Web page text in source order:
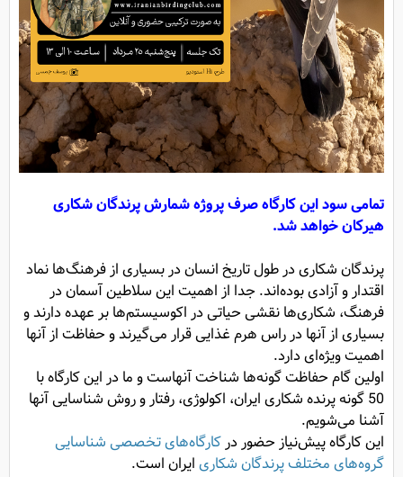
تمامی سود این کارگاه صرف پروژه شمارش پرندگان شکاری
هیرکان خواهد شد.
پرندگان شکاری‌ در طول تاریخ انسان در بسیاری از فرهنگ‌ها نماد
اقتدار و آزادی بوده‌‌اند. جدا از اهمیت این سلاطین آسمان در
فرهنگ، شکاری‌ها نقشی حیاتی در اکوسیستم‌ها بر عهده دارند و
بسیاری از آنها در راس هرم غذایی قرار می‌گیرند و حفاظت از آنها
اهمیت ویژه‌ای دارد.
اولین گام حفاظت گونه‌ها شناخت آنهاست و ما در این کارگاه با
50 گونه پرنده شکاری ایران، اکولوژی، رفتار و روش شناسایی آنها
آشنا می‌شویم.
این کارگاه پیش‌نیاز حضور درکارگاه‌های تخصصی شناسایی
گروه‌های مختلف پرندگان شکاریایران است.